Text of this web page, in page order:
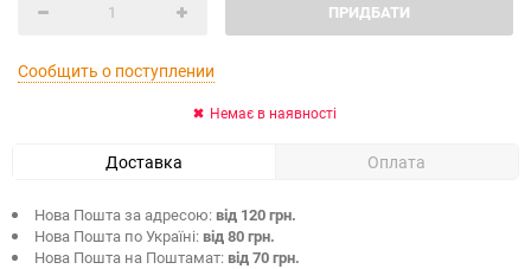
ПРИДБАТИ
Сообщить о поступлении
Немає в наявності
Доставка Оплата
Нова Пошта за адресою:від 120 грн.
Нова Пошта по Україні:від 80 грн.
Нова Пошта на Поштамат:від 70 грн.